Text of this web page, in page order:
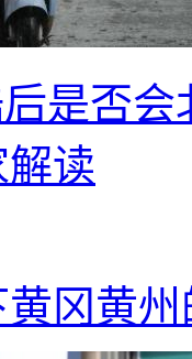
是否
读
冈黄